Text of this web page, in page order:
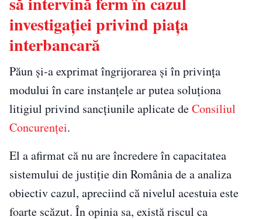
investigaţiei privind piaţa
interbancară
Păun şi-a exprimat îngrijorarea şi în privinţa
modului în care instanţele ar putea soluţiona
litigiul privind sancţiunile aplicate deConsiliul
Concurenţei.
El a afirmat că nu are încredere în capacitatea
sistemului de justiţie din România de a analiza
obiectiv cazul, apreciind că nivelul acestuia este
foarte scăzut. În opinia sa, există riscul ca